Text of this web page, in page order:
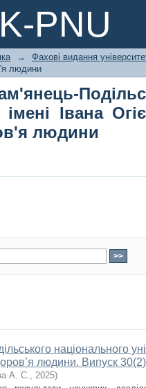
PNU
виховання,
→ Фахові видання
людини
імені Івана
людини
національного
людини. Випуск 30(2)
А. С., 2025)